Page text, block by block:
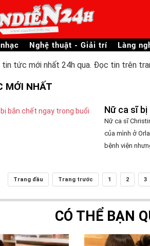
Nghệ thuật - Giải trí Làng
tin tức mới nhất 24h qua. Đọc tin trên
MỚI NHẤT
Nữ ca sĩ
Nữ ca sĩ
của mình ở
bệnh viện
Trang đầu Trang trước 1 2 3
CÓ THỂ BẠN